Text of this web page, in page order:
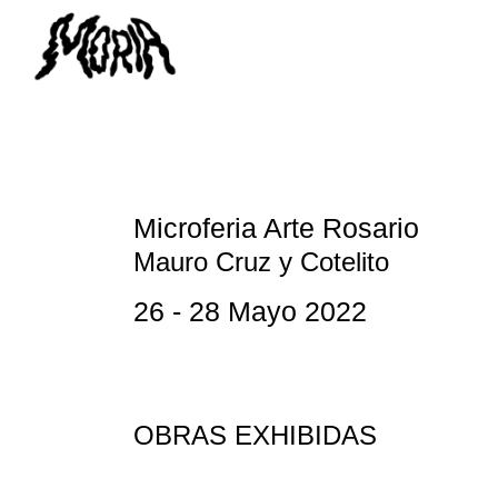
Microferia Arte Rosario
Mauro Cruz y Cotelito
26 - 28 Mayo 2022
OBRAS EXHIBIDAS